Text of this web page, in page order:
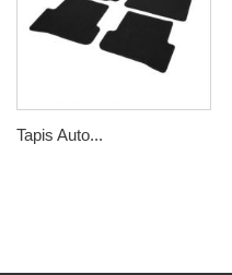
Tapis Auto...